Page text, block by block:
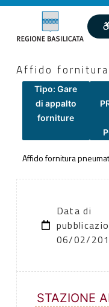
Affido
Tipo: Gare
di appalto
forniture
Affido fornitura
Data di
06/02/
STAZIONE